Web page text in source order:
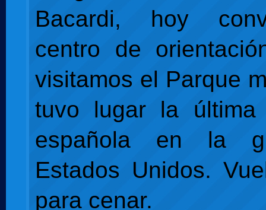
Bacardi, hoy
centro de
visitamos el Parque
tuvo lugar la última
española en la
Estados Unidos.
para cenar.